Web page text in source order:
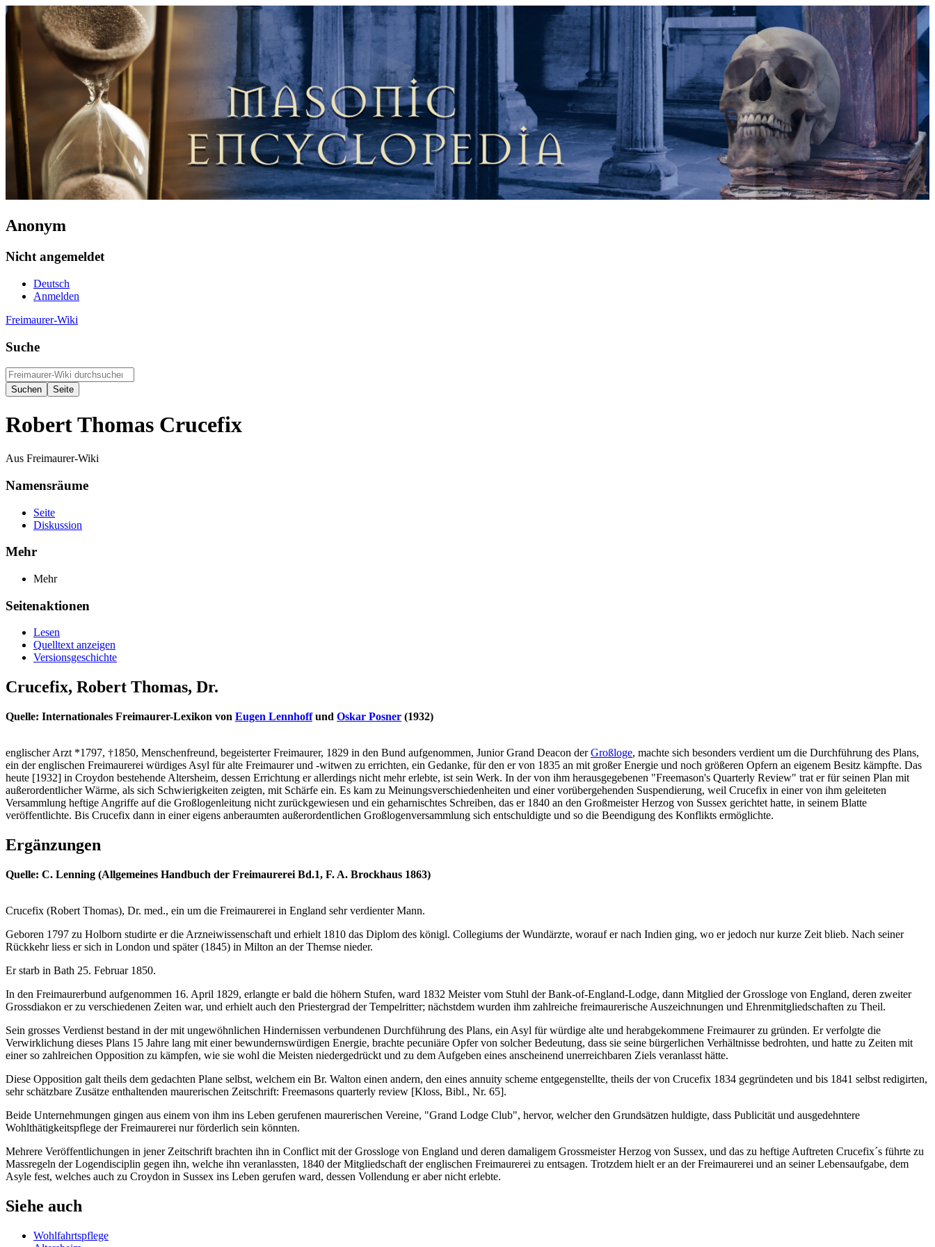
Anonym
Nicht angemeldet
Deutsch
Anmelden
Freimaurer-Wiki
Suche
Robert Thomas Crucefix
Aus Freimaurer-Wiki
Namensräume
Seite
Diskussion
Mehr
Mehr
Seitenaktionen
Lesen
Quelltext anzeigen
Versionsgeschichte
Crucefix, Robert Thomas, Dr.
Quelle: Internationales Freimaurer-Lexikon von Eugen Lennhoffund Oskar Posner (1932)
englischer Arzt *1797, †1850, Menschenfreund, begeisterter Freimaurer, 1829 in den Bund aufgenommen, Junior Grand Deacon derGroßloge, machte sich besonders verdient um die Durchführung des Plans,
ein der englischen Freimaurerei würdiges Asyl für alte Freimaurer und -witwen zu errichten, ein Gedanke, für den er von 1835 an mit großer Energie und noch größeren Opfern an eigenem Besitz kämpfte. Das
heute [1932] in Croydon bestehende Altersheim, dessen Errichtung er allerdings nicht mehr erlebte, ist sein Werk. In der von ihm herausgegebenen "Freemason's Quarterly Review" trat er für seinen Plan mit
außerordentlicher Wärme, als sich Schwierigkeiten zeigten, mit Schärfe ein. Es kam zu Meinungsverschiedenheiten und einer vorübergehenden Suspendierung, weil Crucefix in einer von ihm geleiteten
Versammlung heftige Angriffe auf die Großlogenleitung nicht zurückgewiesen und ein geharnischtes Schreiben, das er 1840 an den Großmeister Herzog von Sussex gerichtet hatte, in seinem Blatte
veröffentlichte. Bis Crucefix dann in einer eigens anberaumten außerordentlichen Großlogenversammlung sich entschuldigte und so die Beendigung des Konflikts ermöglichte.
Ergänzungen
Quelle: C. Lenning (Allgemeines Handbuch der Freimaurerei Bd.1, F. A. Brockhaus 1863)
Crucefix (Robert Thomas), Dr. med., ein um die Freimaurerei in England sehr verdienter Mann.
Geboren 1797 zu Holborn studirte er die Arzneiwissenschaft und erhielt 1810 das Diplom des königl. Collegiums der Wundärzte, worauf er nach Indien ging, wo er jedoch nur kurze Zeit blieb. Nach seiner
Rückkehr liess er sich in London und später (1845) in Milton an der Themse nieder.
Er starb in Bath 25. Februar 1850.
In den Freimaurerbund aufgenommen 16. April 1829, erlangte er bald die höhern Stufen, ward 1832 Meister vom Stuhl der Bank-of-England-Lodge, dann Mitglied der Grossloge von England, deren zweiter
Grossdiakon er zu verschiedenen Zeiten war, und erhielt auch den Priestergrad der Tempelritter; nächstdem wurden ihm zahlreiche freimaurerische Auszeichnungen und Ehrenmitgliedschaften zu Theil.
Sein grosses Verdienst bestand in der mit ungewöhnlichen Hindernissen verbundenen Durchführung des Plans, ein Asyl für würdige alte und herabgekommene Freimaurer zu gründen. Er verfolgte die
Verwirklichung dieses Plans 15 Jahre lang mit einer bewundernswürdigen Energie, brachte pecuniäre Opfer von solcher Bedeutung, dass sie seine bürgerlichen Verhältnisse bedrohten, und hatte zu Zeiten mit
einer so zahlreichen Opposition zu kämpfen, wie sie wohl die Meisten niedergedrückt und zu dem Aufgeben eines anscheinend unerreichbaren Ziels veranlasst hätte.
Diese Opposition galt theils dem gedachten Plane selbst, welchem ein Br. Walton einen andern, den eines annuity scheme entgegenstellte, theils der von Crucefix 1834 gegründeten und bis 1841 selbst redigirten,
sehr schätzbare Zusätze enthaltenden maurerischen Zeitschrift: Freemasons quarterly review [Kloss, Bibl., Nr. 65].
Beide Unternehmungen gingen aus einem von ihm ins Leben gerufenen maurerischen Vereine, "Grand Lodge Club", hervor, welcher den Grundsätzen huldigte, dass Publicität und ausgedehntere
Wohlthätigkeitspflege der Freimaurerei nur förderlich sein könnten.
Mehrere Veröffentlichungen in jener Zeitschrift brachten ihn in Conflict mit der Grossloge von England und deren damaligem Grossmeister Herzog von Sussex, und das zu heftige Auftreten Crucefix´s führte zu
Massregeln der Logendisciplin gegen ihn, welche ihn veranlassten, 1840 der Mitgliedschaft der englischen Freimaurerei zu entsagen. Trotzdem hielt er an der Freimaurerei und an seiner Lebensaufgabe, dem
Asyle fest, welches auch zu Croydon in Sussex ins Leben gerufen ward, dessen Vollendung er aber nicht erlebte.
Siehe auch
Wohlfahrtspflege